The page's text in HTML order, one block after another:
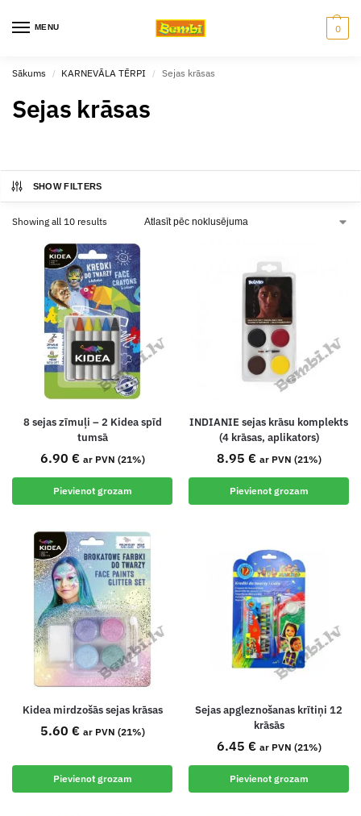
MENU 0
Sākums / KARNEVĀLA TĒRPI / Sejas krāsas
Sejas krāsas
SHOW FILTERS
Showing all 10 results
8 sejas zīmuļi – 2 Kidea spīd
tumsā
6.90 € ar PVN (21%)
Pievienot grozam
INDIANIE sejas krāsu komplekts
(4 krāsas, aplikators)
8.95 € ar PVN (21%)
Pievienot grozam
Kidea mirdzošās sejas krāsas
5.60 € ar PVN (21%)
Pievienot grozam
Sejas apgleznošanas krītiņi 12
krāsās
6.45 € ar PVN (21%)
Pievienot grozam